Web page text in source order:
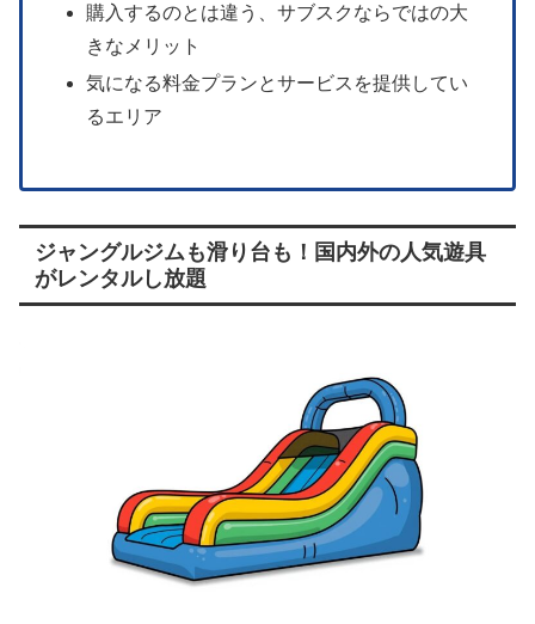
購入するのとは違う、サブスクならではの大
きなメリット
気になる料金プランとサービスを提供してい
るエリア
ジャングルジムも滑り台も！国内外の人気遊具
がレンタルし放題